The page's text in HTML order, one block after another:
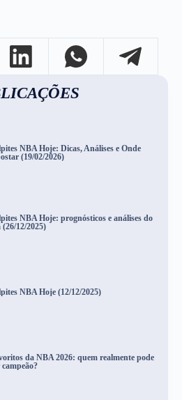
NBA Hoje: Dicas, Análises e Onde
(19/02/2026)
NBA Hoje: prognósticos e análises do
(26/12/2025)
NBA Hoje (12/12/2025)
da NBA 2026: quem realmente pode
campeão?